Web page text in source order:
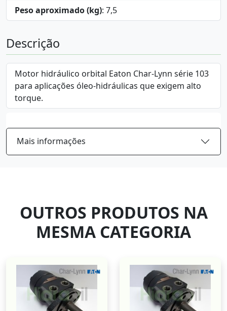
Peso aproximado (kg): 7,5
Descrição
Motor hidráulico orbital Eaton Char-Lynn série 103
para aplicações óleo-hidráulicas que exigem alto
torque.
Mais informações
OUTROS PRODUTOS NA
MESMA CATEGORIA